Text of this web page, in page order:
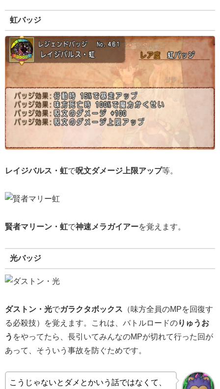
虹バッジ
レイジバルス・虹で呪文ダメージ上限アップ等。
賢者マリーン・虹で神速メラガイアーを覚えます。
光バッジ
ダストン・光でガラクタボックス （味方全員のMPを回復す
る必殺技）を覚えます。これは、バトルロードのりゅうお
う をやってたら、長引いてみんなのMPが切れて行った回が
あって、そういう事故を防ぐためです。
こうじゃないとダメとかいう話ではなくて、